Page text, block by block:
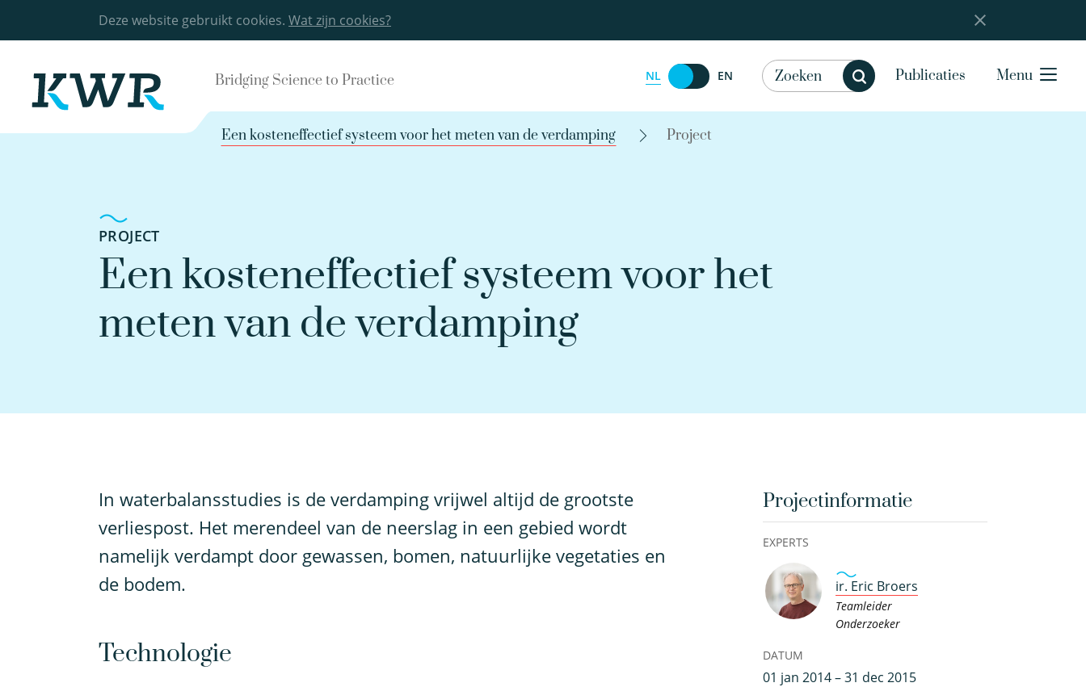
Deze website gebruikt cookies. Wat zijn cookies?
Bridging Science to Practice NL EN Publicaties Menu
Een kosteneffectief systeem voor het meten van de verdamping Project
PROJECT
Een kosteneffectief systeem voor het
meten van de verdamping
In waterbalansstudies is de verdamping vrijwel altijd de grootste
verliespost. Het merendeel van de neerslag in een gebied wordt
namelijk verdampt door gewassen, bomen, natuurlijke vegetaties en
de bodem.
Technologie
Projectinformatie
EXPERTS
ir. Eric Broers
Teamleider
Onderzoeker
DATUM
01 jan 2014 – 31 dec 2015